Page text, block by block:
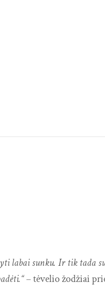
labai sunku. Ir tik tada
– tėvelio žodžiai